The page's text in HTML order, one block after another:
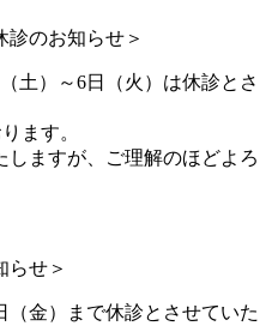
診のお知らせ＞
土）～6日（火）は休診とさ
ます。
しますが、ご理解のほどよろ
らせ＞
（金）まで休診とさせていた